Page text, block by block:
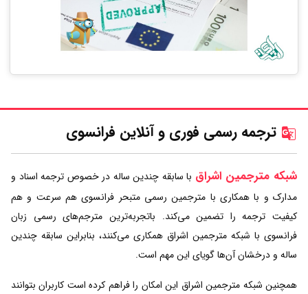
ترجمه رسمی فوری و آنلاین فرانسوی
شبکه مترجمین اشراق با سابقه چندین ساله در خصوص ترجمه اسناد و
مدارک و با همکاری با مترجمین رسمی متبحر فرانسوی هم سرعت و هم
کیفیت ترجمه را تضمین می‌کند. باتجربه‌ترین مترجم‌های رسمی زبان
فرانسوی با شبکه مترجمین اشراق همکاری می‌کنند، بنابراین سابقه چندین
ساله و درخشان آن‌ها گویای این مهم است.
همچنین شبکه مترجمین اشراق این امکان را فراهم کرده است کاربران بتوانند